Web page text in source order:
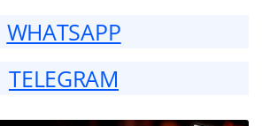
WHATSAPP
TELEGRAM